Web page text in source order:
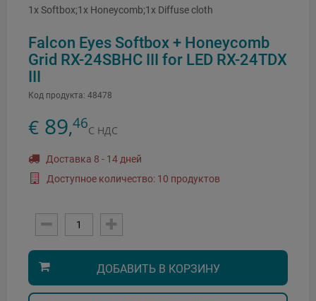
1x Softbox;1x Honeycomb;1x Diffuse cloth
Falcon Eyes Softbox + Honeycomb
Grid RX-24SBHC III for LED RX-24TDX
III
Код продукта: 48478
€ 89,46С НДС
Доставка 8 - 14 дней
Доступное количество: 10 продуктов
ДОБАВИТЬ В КОРЗИНУ